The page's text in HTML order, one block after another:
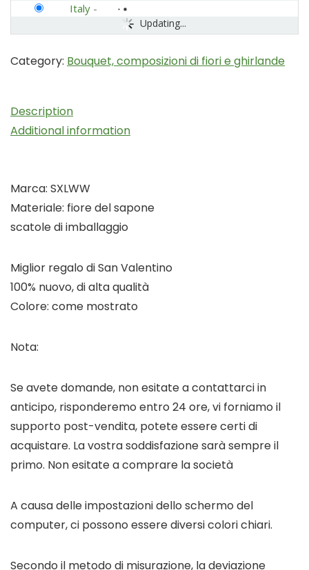
Updating...
Italy -
Category: Bouquet, composizioni di fiori e ghirlande
Description
Additional information
Marca: SXLWW
Materiale: fiore del sapone
scatole di imballaggio
Miglior regalo di San Valentino
100% nuovo, di alta qualità
Colore: come mostrato
Nota:
Se avete domande, non esitate a contattarci in
anticipo, risponderemo entro 24 ore, vi forniamo il
supporto post-vendita, potete essere certi di
acquistare. La vostra soddisfazione sarà sempre il
primo. Non esitate a comprare la società
A causa delle impostazioni dello schermo del
computer, ci possono essere diversi colori chiari.
Secondo il metodo di misurazione, la deviazione